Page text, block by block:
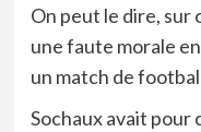
On peut le dire, sur
une faute morale
un match de
Sochaux avait pour